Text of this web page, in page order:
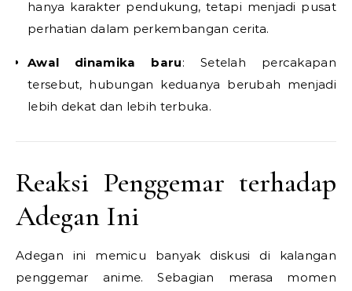
hanya karakter pendukung, tetapi menjadi pusat
perhatian dalam perkembangan cerita.
Awal dinamika baru: Setelah percakapan
tersebut, hubungan keduanya berubah menjadi
lebih dekat dan lebih terbuka.
Reaksi Penggemar terhadap
Adegan Ini
Adegan ini memicu banyak diskusi di kalangan
penggemar anime. Sebagian merasa momen